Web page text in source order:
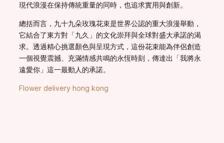
現代浪漫在保持傳統重量的同時，也追求實用與創新。
總括而言，九十九朵玫瑰花束是世界公認的重大浪漫舉動，
它結合了東方對「九久」的文化崇拜與全球對盛大承諾的渴
求。透過精心挑選顏色與呈現方式，這份花束能為伴侶創造
一個視覺震撼、充滿情感共鳴的永恆時刻，傳達出「我將永
遠愛你」這一最動人的承諾。
Flower delivery hong kong